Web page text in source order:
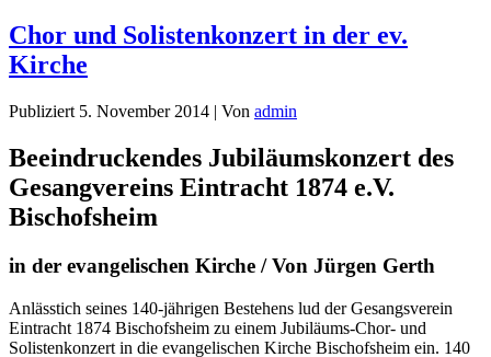
Chor und Solistenkonzert in der ev.
Kirche
Publiziert 5. November 2014 | Von admin
Beeindruckendes Jubiläumskonzert des
Gesangvereins Eintracht 1874 e.V.
Bischofsheim
in der evangelischen Kirche / Von Jürgen Gerth
Anlässtich seines 140-jährigen Bestehens lud der Gesangsverein
Eintracht 1874 Bischofsheim zu einem Jubiläums-Chor- und
Solistenkonzert in die evangelischen Kirche Bischofsheim ein. 140